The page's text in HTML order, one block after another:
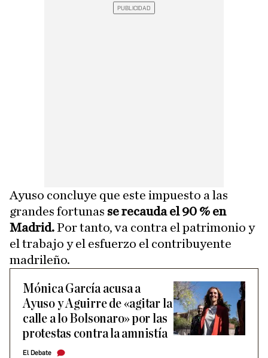
Ayuso concluye que este impuesto a las
grandes fortunas se recauda el 90 % en
Madrid.Por tanto, va contra el patrimonio y
el trabajo y el esfuerzo el contribuyente
madrileño.
Mónica García acusa a
Ayuso y Aguirre de «agitar la
calle a lo Bolsonaro» por las
protestas contra la amnistía
El Debate